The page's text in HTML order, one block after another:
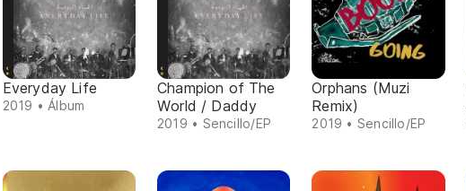
Everyday Life
2019 • Álbum
Champion of The
World / Daddy
2019 • Sencillo/EP
Orphans (Muzi
Remix)
2019 • Sencillo/EP